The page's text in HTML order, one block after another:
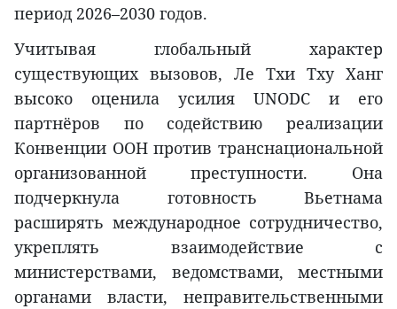
период 2026–2030 годов.
Учитывая глобальный характер
существующих вызовов, Ле Тхи Тху Ханг
высоко оценила усилия UNODC и его
партнёров по содействию реализации
Конвенции ООН против транснациональной
организованной преступности. Она
подчеркнула готовность Вьетнама
расширять международное сотрудничество,
укреплять взаимодействие с
министерствами, ведомствами, местными
органами власти, неправительственными